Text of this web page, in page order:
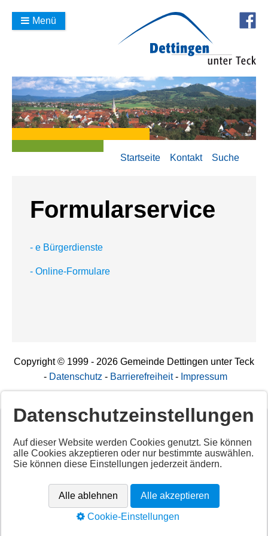
Menü
Startseite Kontakt Suche
Formularservice
- e Bürgerdienste
- Online-Formulare
Copyright © 1999 - 2026 Gemeinde Dettingen unter Teck
- Datenschutz- Barrierefreiheit- Impressum
Deaktiviertes Script!
Aktivieren Sie alle Cookies per Klick auf "Alle akzeptieren"
um diesen Inhalt anzuzeigen.
Anbieter: Unbekannt
https://app.cituro.com/booking-widget
Alle akzeptieren
Datenschutzeinstellungen
Auf dieser Website werden Cookies genutzt. Sie können
alle Cookies akzeptieren oder nur bestimmte auswählen.
Sie können diese Einstellungen jederzeit ändern.
Alle ablehnen Alle akzeptieren
Cookie-Einstellungen